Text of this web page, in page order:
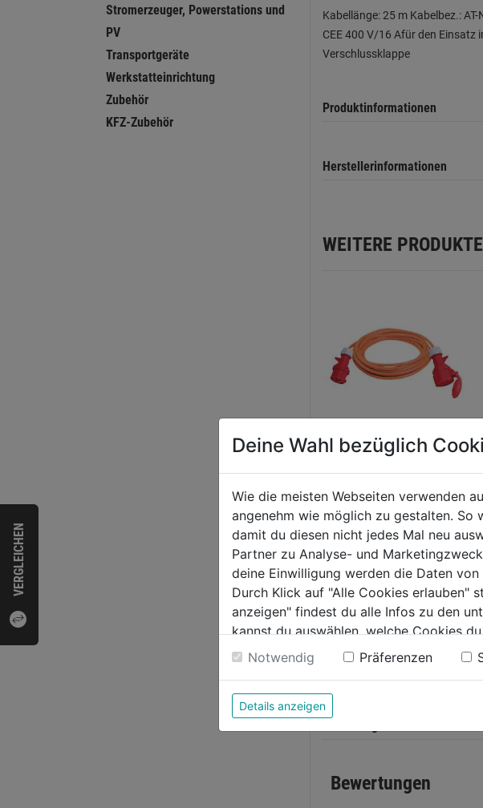
VERGLEICHEN
Stromerzeuger, Powerstations und
PV
Transportgeräte
Werkstatteinrichtung
Zubehör
KFZ-Zubehör
Kabellänge: 25 m Kabelbez.:
CEE 400 V/16 Afür den Einsatz
Verschlussklappe
Produktinformationen
Herstellerinformationen
WEITERE
CEE-
Verlängerungskabel
25m N07 V3V3-F
5G2,5 Phasenw. IP44
K35
0.0 (0)
0.0
von
5
Sternen.
199,99€
Deine Wahl bezüglich
Wie die meisten Webseiten verwenden
angenehm wie möglich zu gestalten. So
damit du diesen nicht jedes Mal neu
Partner zu Analyse- und
deine Einwilligung werden die Daten
Durch Klick auf "Alle Cookies erlauben"
anzeigen" findest du alle Infos zu den
kannst du auswählen, welche Cookies
Weitere Informationen findest du in
Notwendig Präferenzen
Details anzeigen